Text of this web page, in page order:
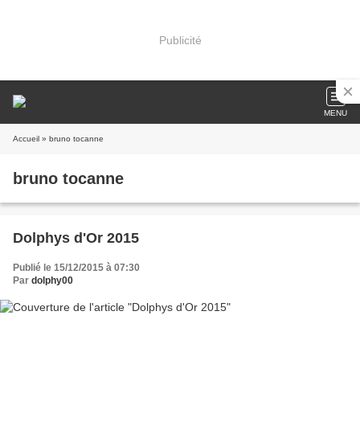
Publicité
MENU
Accueil » bruno tocanne
bruno tocanne
Dolphys d'Or 2015
Publié le 15/12/2015 à 07:30
Par dolphy00